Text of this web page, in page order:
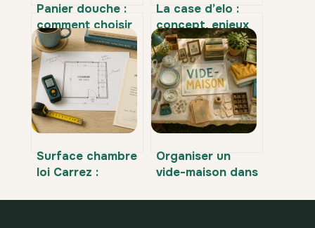
Panier douche :
comment choisir
et installer le
modèle idéal chez
vous
La case d’elo :
concept, enjeux
et applications
concrètes
Surface chambre
loi Carrez :
le seuil de 1,80m
Organiser un
vide-maison dans
démarches,